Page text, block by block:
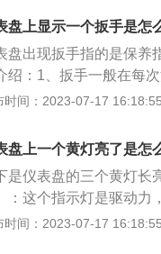
：行驶10000公里，更
15000公里，更换机油
机油机滤、空气滤芯、
滤。
盘上显示一个扳手是怎
盘出现扳手指的是保养
绍：1、扳手一般在每
一定里程后，提醒车主
重新归零。2、汽车保
、调整或更换某些零件
了对发动机系统（引擎
转向系统等的保养范围。
时间：2023-07-17 16:18:55
盘上一个黄灯亮了是怎
是仪表盘的三个黄灯长
：这个指示灯是驱动力
:1.此灯亮起来提醒您关
时间：2023-07-17 16:18:55